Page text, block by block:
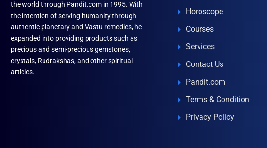
the world through Pandit.com in 1995. With
the intention of serving humanity through
authentic planetary and Vastu remedies, he
expanded into providing products such as
precious and semi-precious gemstones,
crystals, Rudrakshas, and other spiritual
articles.
Horoscope
Courses
Services
Contact Us
Pandit.com
Terms & Condition
Privacy Policy